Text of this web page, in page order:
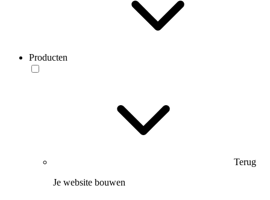
Producten
Terug
Je website bouwen